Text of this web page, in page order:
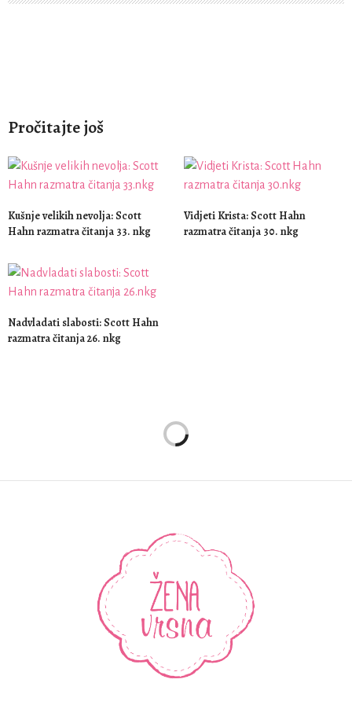
Pročitajte još
Kušnje velikih nevolja: Scott
Hahn razmatra čitanja 33. nkg
Vidjeti Krista: Scott Hahn
razmatra čitanja 30. nkg
Nadvladati slabosti: Scott Hahn
razmatra čitanja 26. nkg